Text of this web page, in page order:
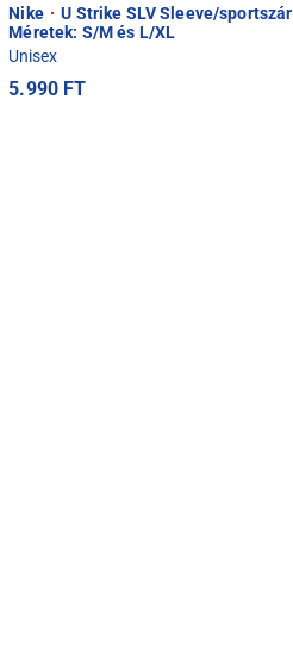
Nike · U Strike SLV Sleeve/sportszár
Méretek: S/M és L/XL
Unisex
5.990 FT